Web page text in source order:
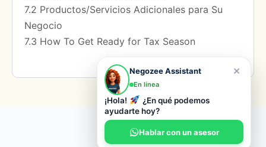
7.2 Productos/Servicios Adicionales para Su
Negocio
7.3 How To Get Ready for Tax Season
© 2026 Negozee
×
Negozee Assistant
En línea
¡Hola!
¿En qué podemos
ayudarte hoy?
Hablar con un asesor